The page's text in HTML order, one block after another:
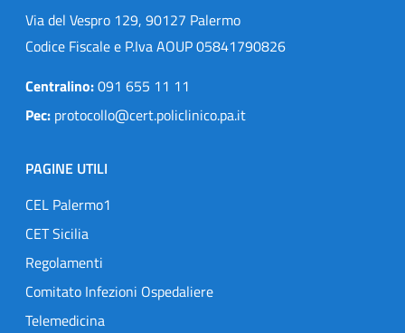
Via del Vespro 129, 90127 Palermo
Codice Fiscale e P.Iva AOUP 05841790826
Centralino:091 655 11 11
Pec: protocollo@cert.policlinico.pa.it
PAGINE UTILI
CEL Palermo1
CET Sicilia
Regolamenti
Comitato Infezioni Ospedaliere
Telemedicina